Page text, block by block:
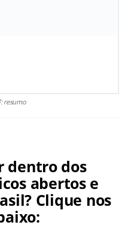
: resumo
dentro dos
abertos e
Clique nos